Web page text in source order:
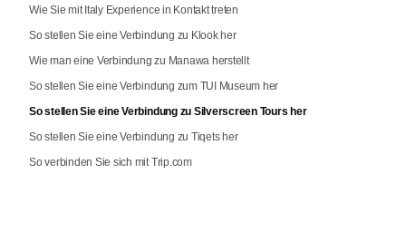
Wie Sie mit Italy Experience in Kontakt treten
So stellen Sie eine Verbindung zu Klook her
Wie man eine Verbindung zu Manawa herstellt
So stellen Sie eine Verbindung zum TUI Museum her
So stellen Sie eine Verbindung zu Silverscreen Tours her
So stellen Sie eine Verbindung zu Tiqets her
So verbinden Sie sich mit Trip.com